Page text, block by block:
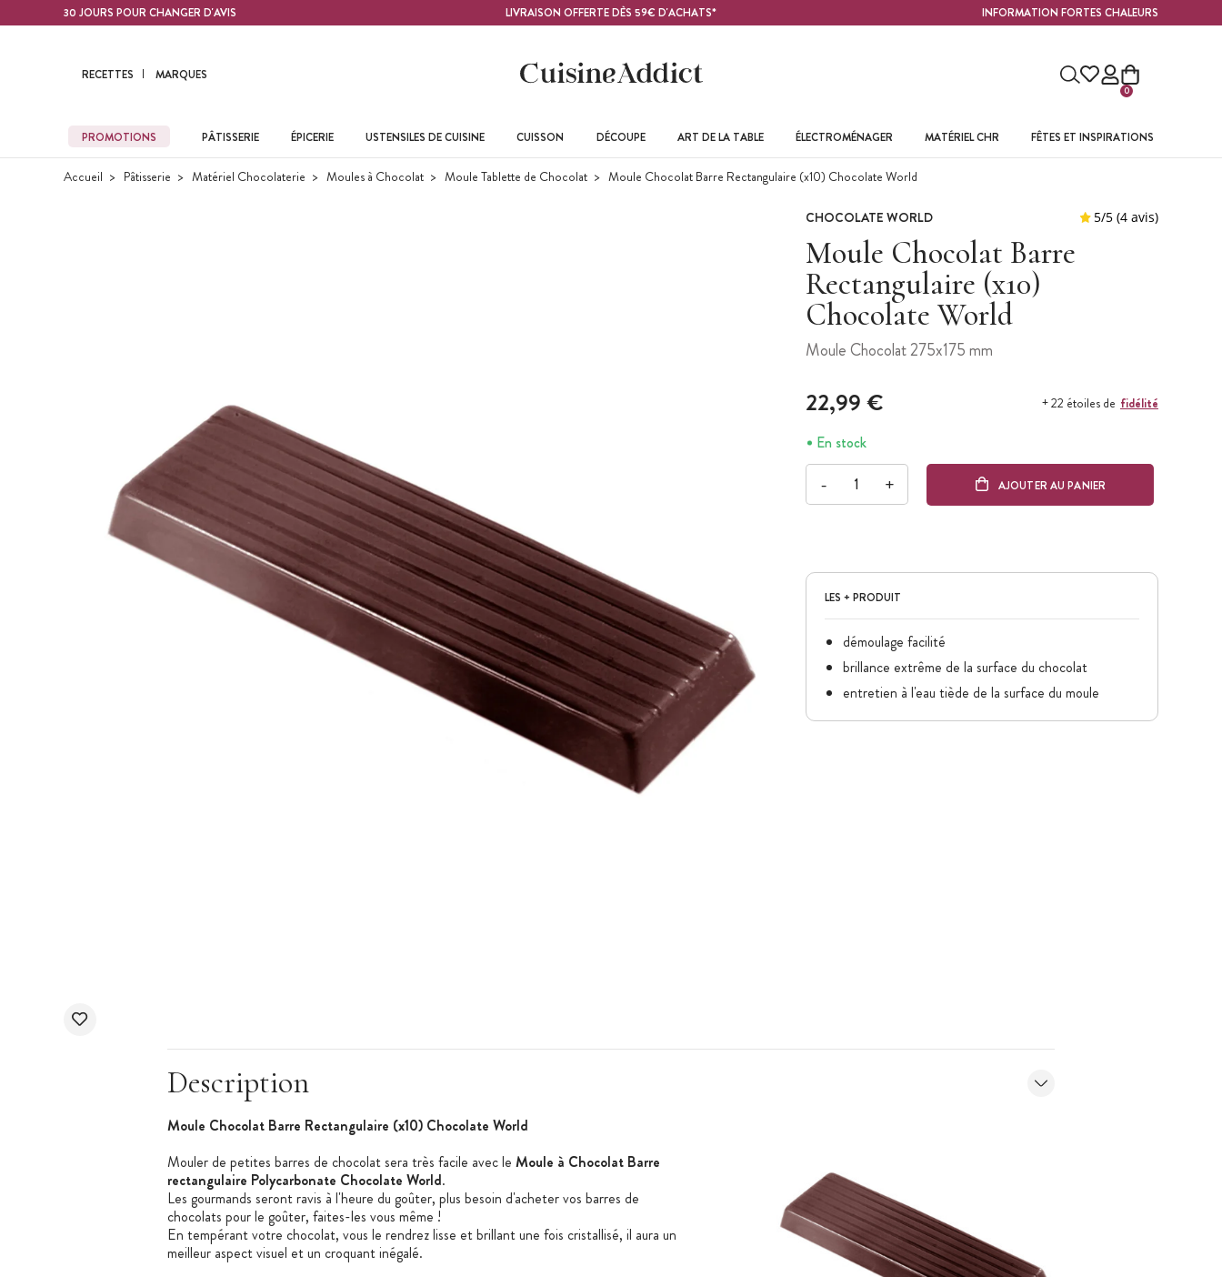
Contenu principal30 JOURS POUR CHANGER D'AVIS LIVRAISON OFFERTE DÈS 59€ D'ACHATS* INFORMATION FORTES CHALEURS
RECETTES MARQUES
0
PROMOTIONS PÂTISSERIE ÉPICERIE USTENSILES DE CUISINE CUISSON DÉCOUPE ART DE LA TABLE ÉLECTROMÉNAGER MATÉRIEL CHR FÊTES ET INSPIRATIONS
Accueil Pâtisserie Matériel Chocolaterie Moules à Chocolat Moule Tablette de Chocolat Moule Chocolat Barre Rectangulaire (x10) Chocolate World
CHOCOLATE WORLD
Moule Chocolat Barre
Rectangulaire (x10)
Chocolate World
Moule Chocolat 275x175 mm
22,99 € + 22 étoiles de fidélité
En stock
- + AJOUTER AU PANIER
LES + PRODUIT
démoulage facilité
brillance extrême de la surface du chocolat
entretien à l'eau tiède de la surface du moule
Description
Moule Chocolat Barre Rectangulaire (x10) Chocolate World
Mouler de petites barres de chocolat sera très facile avec le Moule à Chocolat Barre
rectangulaire Polycarbonate Chocolate World.
Les gourmands seront ravis à l'heure du goûter, plus besoin d'acheter vos barres de
chocolats pour le goûter, faites-les vous même !
En tempérant votre chocolat, vous le rendrez lisse et brillant une fois cristallisé, il aura un
meilleur aspect visuel et un croquant inégalé.